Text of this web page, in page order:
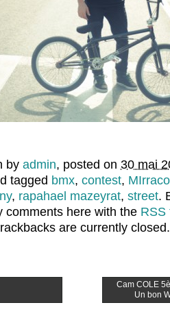
by admin, posted on 30 mai
tagged bmx, contest, MIrraco
, rapahael mazeyrat, street.
comments here with the RSS
are currently closed.
Cam COLE
Un bon